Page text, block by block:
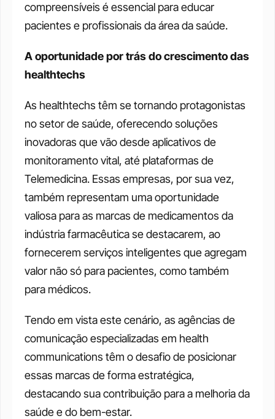
compreensíveis é essencial para educar
pacientes e profissionais da área da saúde.
A oportunidade por trás do crescimento das
healthtechs
As healthtechs têm se tornando protagonistas
no setor de saúde, oferecendo soluções
inovadoras que vão desde aplicativos de
monitoramento vital, até plataformas de
Telemedicina. Essas empresas, por sua vez,
também representam uma oportunidade
valiosa para as marcas de medicamentos da
indústria farmacêutica se destacarem, ao
fornecerem serviços inteligentes que agregam
valor não só para pacientes, como também
para médicos.
Tendo em vista este cenário, as agências de
comunicação especializadas em health
communications têm o desafio de posicionar
essas marcas de forma estratégica,
destacando sua contribuição para a melhoria da
saúde e do bem-estar.